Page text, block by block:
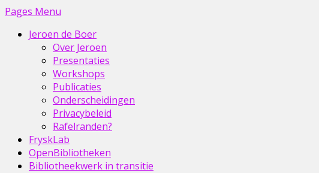
Pages Menu
Jeroen de Boer
Over Jeroen
Presentaties
Workshops
Publicaties
Onderscheidingen
Privacybeleid
Rafelranden?
FryskLab
OpenBibliotheken
Bibliotheekwerk in transitie